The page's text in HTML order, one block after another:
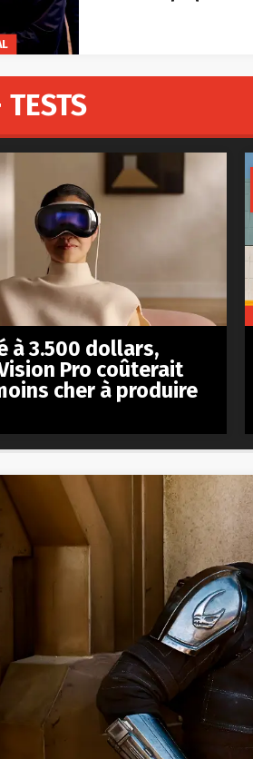
à 3.500 dollars,
Pro coûterait
cher à produire